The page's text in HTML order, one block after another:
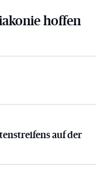
hoffen
auf der A3
auf der